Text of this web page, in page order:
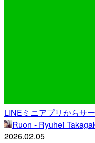
LINEミニアプリからサ
Ruon - Ryuhei
2026.02.05